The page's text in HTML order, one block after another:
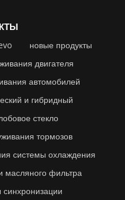
новые продукты
двигателя
автомобилей
и гибридный
стекло
тормозов
системы охлаждения
масляного фильтра